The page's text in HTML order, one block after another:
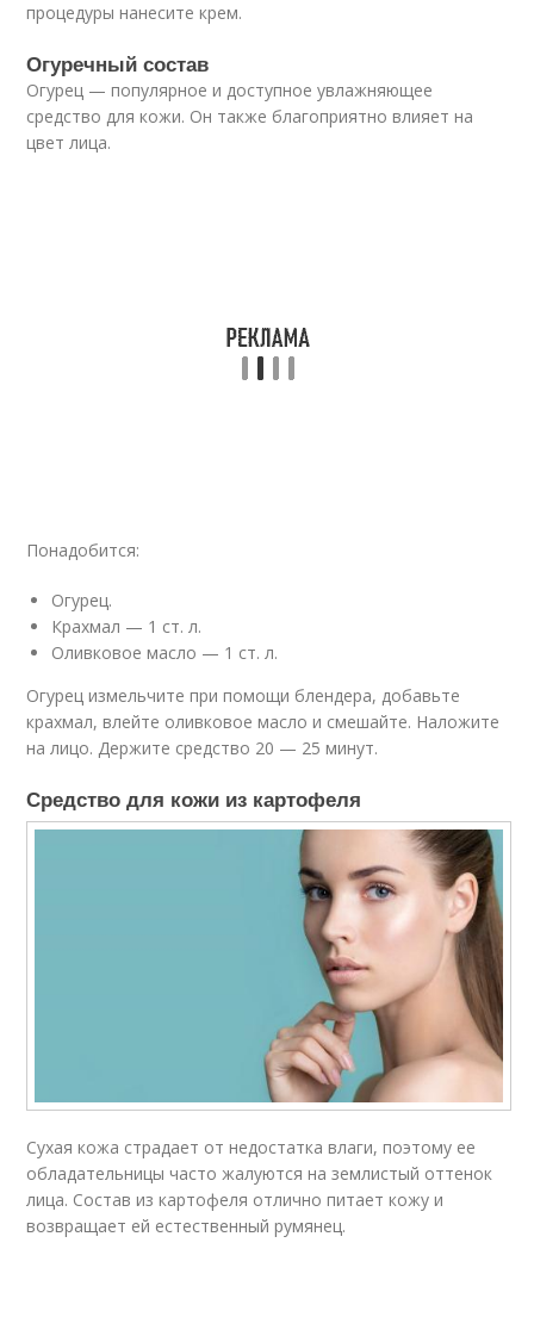
процедуры нанесите крем.
Огуречный состав
Огурец — популярное и доступное увлажняющее
средство для кожи. Он также благоприятно влияет на
цвет лица.
Понадобится:
Огурец.
Крахмал — 1 ст. л.
Оливковое масло — 1 ст. л.
Огурец измельчите при помощи блендера, добавьте
крахмал, влейте оливковое масло и смешайте. Наложите
на лицо. Держите средство 20 — 25 минут.
Средство для кожи из картофеля
Сухая кожа страдает от недостатка влаги, поэтому ее
обладательницы часто жалуются на землистый оттенок
лица. Состав из картофеля отлично питает кожу и
возвращает ей естественный румянец.